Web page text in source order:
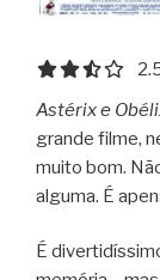
Astérix e
grande filme,
muito bom.
alguma. É
É